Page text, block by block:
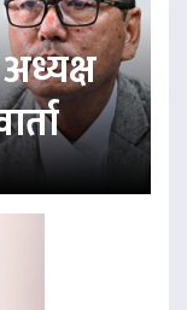
अध्यक्ष